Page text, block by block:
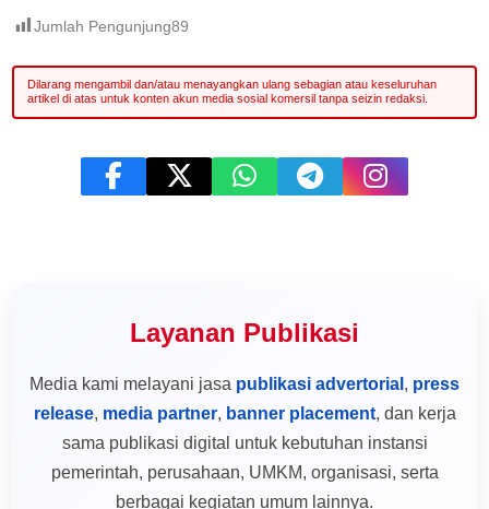
Jumlah Pengunjung89
Layanan Publikasi
Media kami melayani jasa publikasi advertorial , press
release, media partner, banner placement, dan kerja
sama publikasi digital untuk kebutuhan instansi
pemerintah, perusahaan, UMKM, organisasi, serta
berbagai kegiatan umum lainnya.